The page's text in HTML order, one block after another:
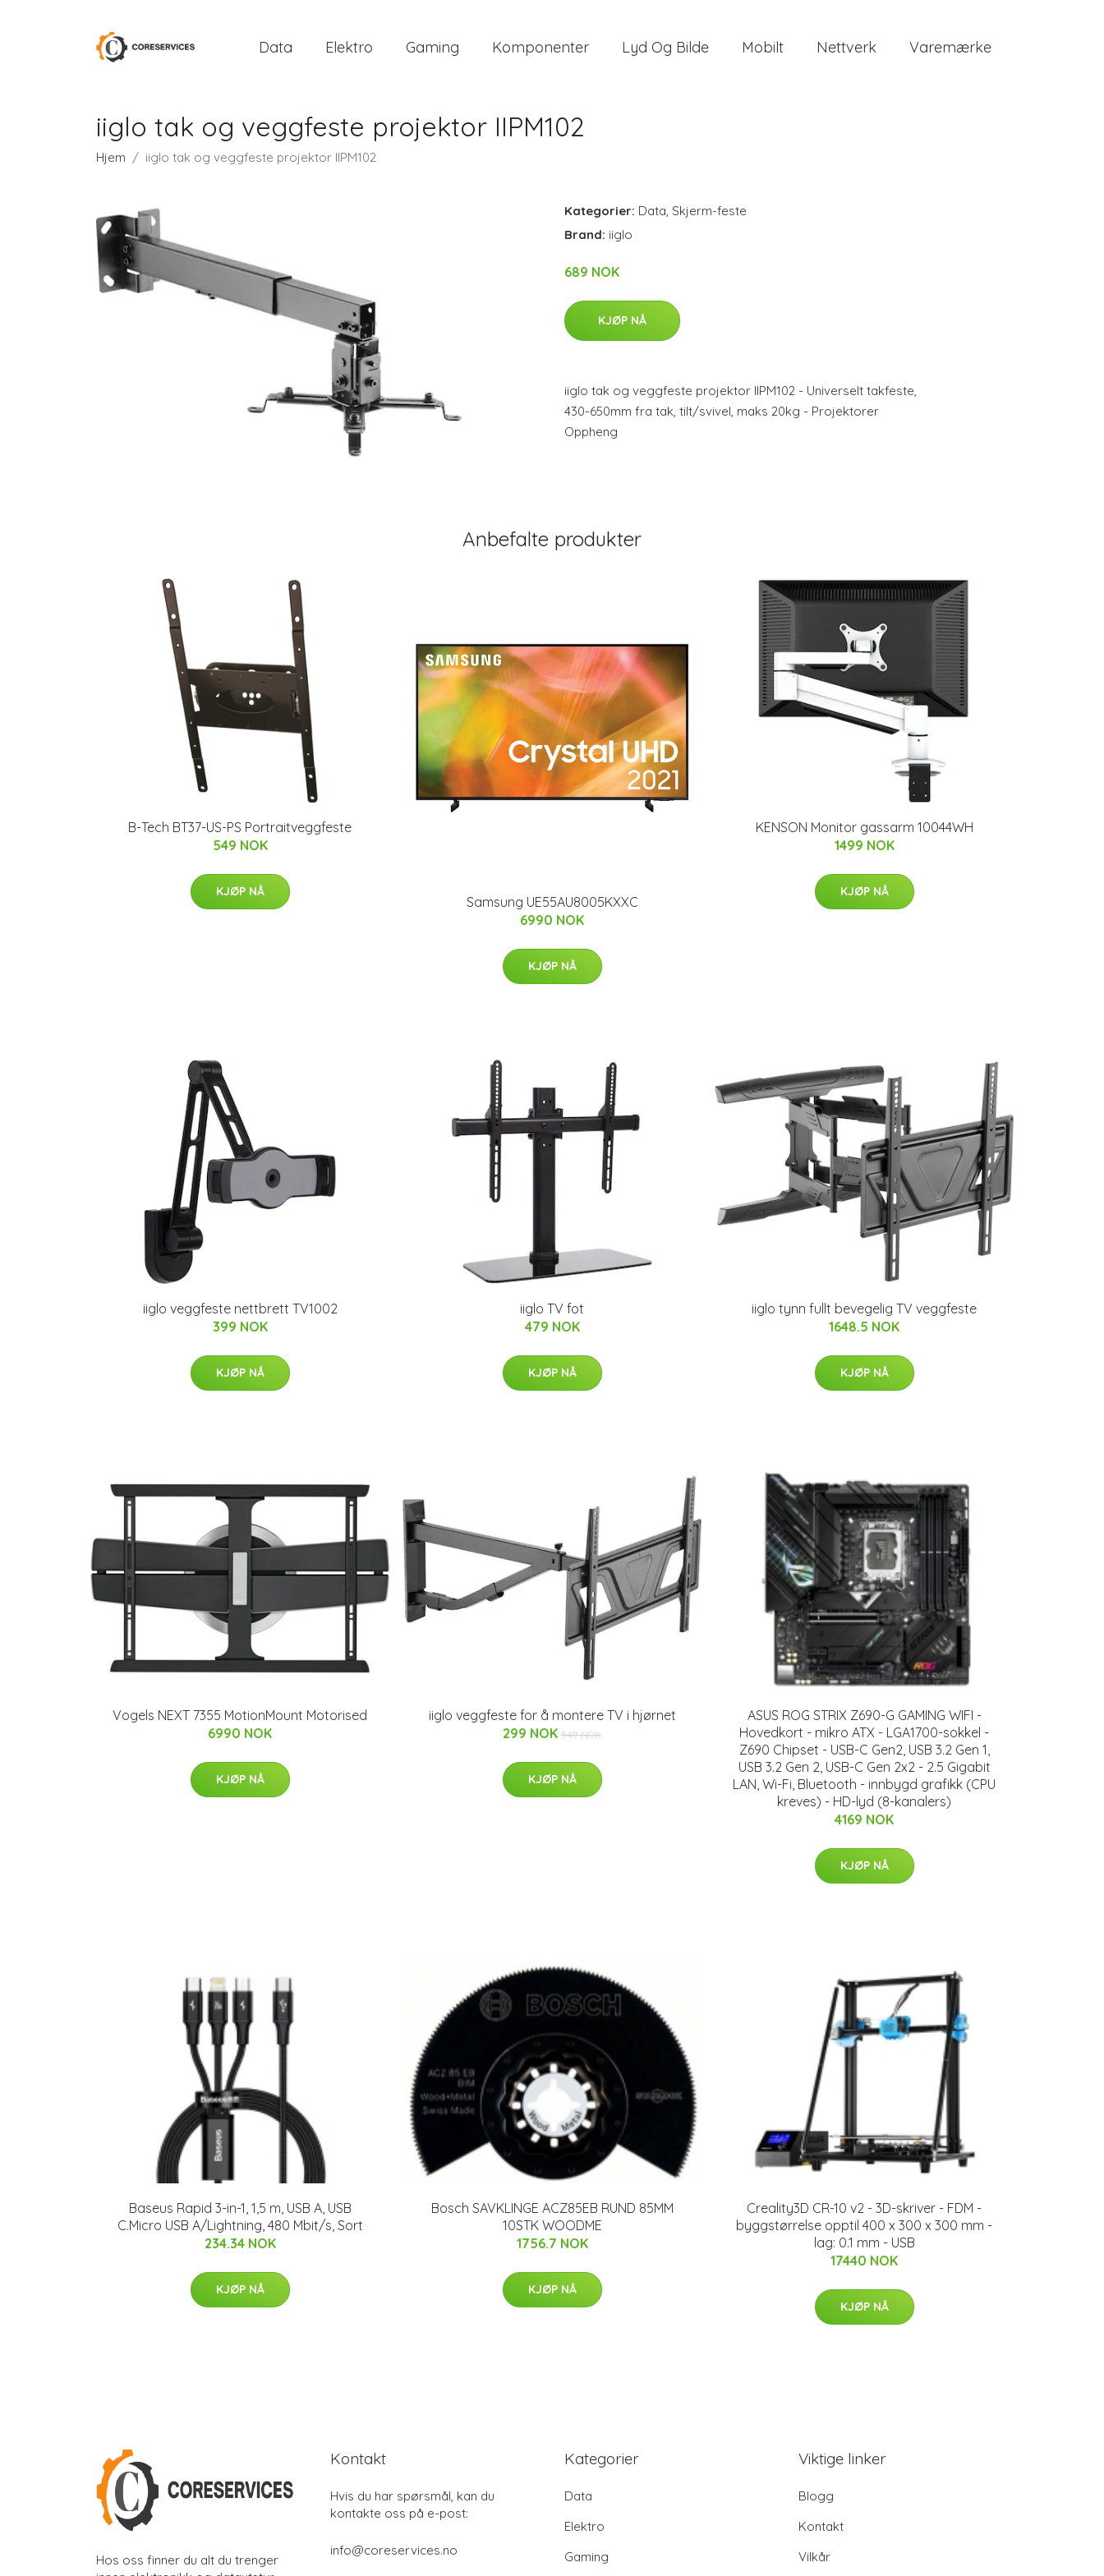
Data Elektro Gaming Komponenter Lyd Og Bilde Mobilt Nettverk Varemærke
iiglo tak og veggfeste projektor IIPM102
Hjem iiglo tak og veggfeste projektor IIPM102
Kategorier: Data, Skjerm-feste
Brand: iiglo
689 NOK
KJØP NÅ
iiglo tak og veggfeste projektor IIPM102 - Universelt takfeste,
430-650mm fra tak, tilt/svivel, maks 20kg - Projektorer
Oppheng
Anbefalte produkter
B-Tech BT37-US-PS Portraitveggfeste
549 NOK
KJØP NÅ
Samsung UE55AU8005KXXC
6990 NOK
KJØP NÅ
KENSON Monitor gassarm 10044WH
1499 NOK
KJØP NÅ
iiglo veggfeste nettbrett TV1002
399 NOK
KJØP NÅ
iiglo TV fot
479 NOK
KJØP NÅ
iiglo tynn fullt bevegelig TV veggfeste
1648.5 NOK
KJØP NÅ
Vogels NEXT 7355 MotionMount Motorised
6990 NOK
KJØP NÅ
iiglo veggfeste for å montere TV i hjørnet
299 NOK 549 NOK
KJØP NÅ
ASUS ROG STRIX Z690-G GAMING WIFI -
Hovedkort - mikro ATX - LGA1700-sokkel -
Z690 Chipset - USB-C Gen2, USB 3.2 Gen 1,
USB 3.2 Gen 2, USB-C Gen 2x2 - 2.5 Gigabit
LAN, Wi-Fi, Bluetooth - innbygd grafikk (CPU
kreves) - HD-lyd (8-kanalers)
4169 NOK
KJØP NÅ
Baseus Rapid 3-in-1, 1,5 m, USB A, USB
C.Micro USB A/Lightning, 480 Mbit/s, Sort
234.34 NOK
KJØP NÅ
Bosch SAVKLINGE ACZ85EB RUND 85MM
10STK WOODME
1756.7 NOK
KJØP NÅ
Creality3D CR-10 v2 - 3D-skriver - FDM -
byggstørrelse opptil 400 x 300 x 300 mm -
lag: 0.1 mm - USB
17440 NOK
KJØP NÅ
Hos oss finner du alt du trenger
Kontakt
Hvis du har spørsmål, kan du
kontakte oss på e-post:
info@coreservices.no
Kategorier
Data
Elektro
Gaming
Viktige linker
Blogg
Kontakt
Vilkår